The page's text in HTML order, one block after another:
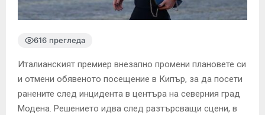
616 прегледа
Италианският премиер внезапно промени плановете си
и отмени обявеното посещение в Кипър, за да посети
ранените след инцидента в центъра на северния град
Модена. Решението идва след разтърсващи сцени, в